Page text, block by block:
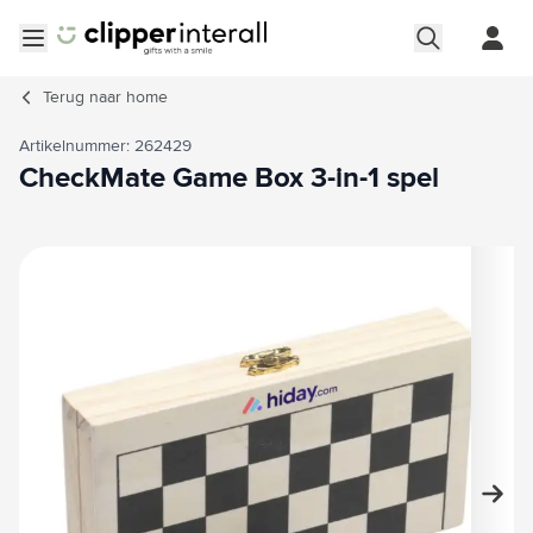
Terug naar home
Artikelnummer: 262429
CheckMate Game Box 3-in-1 spel